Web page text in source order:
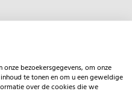
bezoekersgegevens, om onze
te tonen en om u een geweldige
over de cookies die we